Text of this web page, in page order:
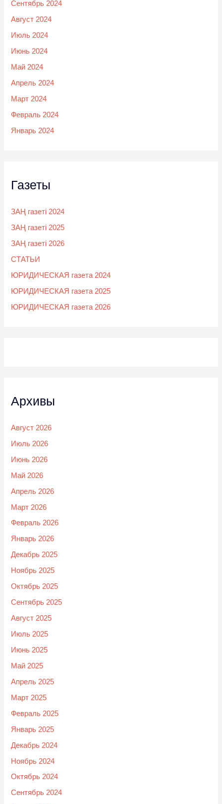
Сентябрь 2024
Август 2024
Июль 2024
Июнь 2024
Май 2024
Апрель 2024
Март 2024
Февраль 2024
Январь 2024
Газеты
ЗАҢ газеті 2024
ЗАҢ газеті 2025
ЗАҢ газеті 2026
СТАТЬИ
ЮРИДИЧЕСКАЯ газета 2024
ЮРИДИЧЕСКАЯ газета 2025
ЮРИДИЧЕСКАЯ газета 2026
Архивы
Август 2026
Июль 2026
Июнь 2026
Май 2026
Апрель 2026
Март 2026
Февраль 2026
Январь 2026
Декабрь 2025
Ноябрь 2025
Октябрь 2025
Сентябрь 2025
Август 2025
Июль 2025
Июнь 2025
Май 2025
Апрель 2025
Март 2025
Февраль 2025
Январь 2025
Декабрь 2024
Ноябрь 2024
Октябрь 2024
Сентябрь 2024